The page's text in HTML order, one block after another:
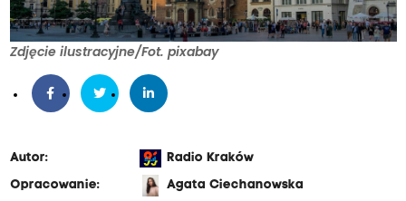
Zdjęcie ilustracyjne/Fot. pixabay
Autor:
Radio Kraków
Opracowanie:
Agata Ciechanowska